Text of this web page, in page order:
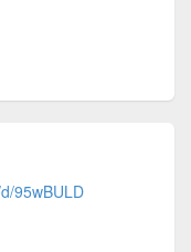
95wBULD